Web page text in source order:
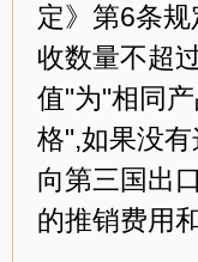
定》第6条
收数量不超
值"为"相同
格",如果没
向第三国出
的推销费用